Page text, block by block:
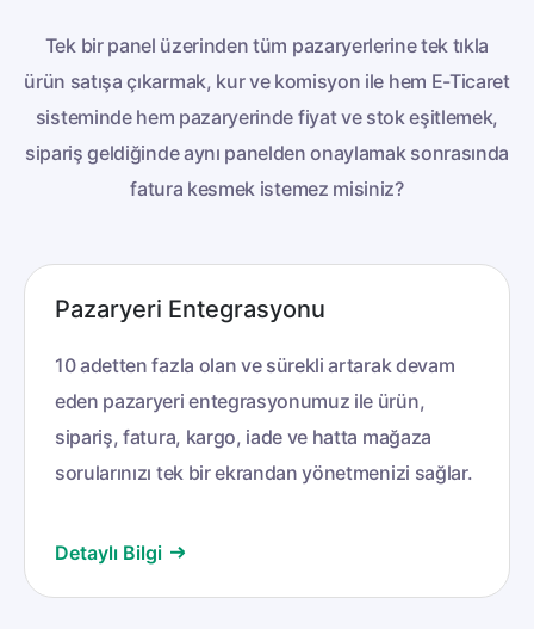
Tek bir panel üzerinden tüm pazaryerlerine tek tıkla
ürün satışa çıkarmak, kur ve komisyon ile hem E-Ticaret
sisteminde hem pazaryerinde fiyat ve stok eşitlemek,
sipariş geldiğinde aynı panelden onaylamak sonrasında
fatura kesmek istemez misiniz?
Pazaryeri Entegrasyonu
10 adetten fazla olan ve sürekli artarak devam
eden pazaryeri entegrasyonumuz ile ürün,
sipariş, fatura, kargo, iade ve hatta mağaza
sorularınızı tek bir ekrandan yönetmenizi sağlar.
Detaylı Bilgi